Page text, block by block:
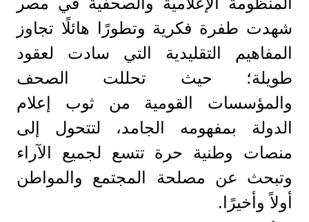
شهدت طفرة فكرية وتطورًا هائلًا تجاوز
المفاهيم التقليدية التي سادت لعقود
طويلة؛ حيث تحللت الصحف
والمؤسسات القومية من ثوب إعلام
الدولة بمفهومه الجامد، لتتحول إلى
منصات وطنية حرة تتسع لجميع الآراء
وتبحث عن مصلحة المجتمع والمواطن
أولاً وأخيرًا.